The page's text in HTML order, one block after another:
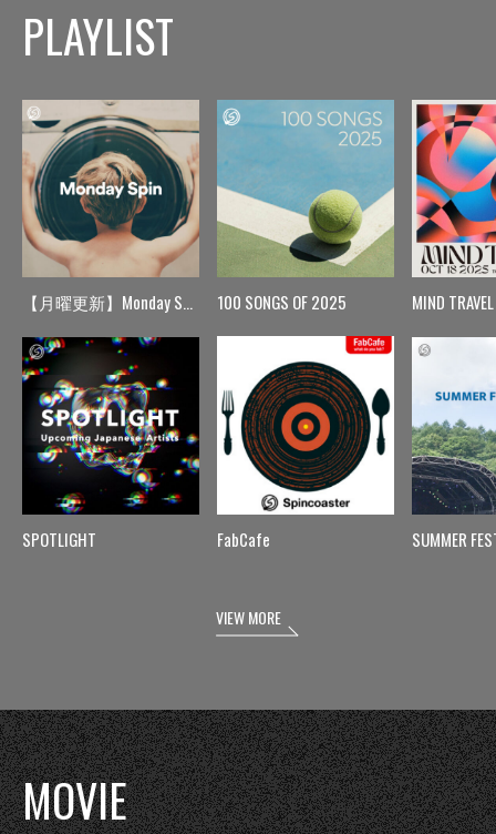
PLAYLIST
【月曜更新】Monday Spin
SPOTLIGHT
100 SONGS OF 2025
FabCafe
MIND TRAVEL
SUMMER
VIEW MORE
MOVIE